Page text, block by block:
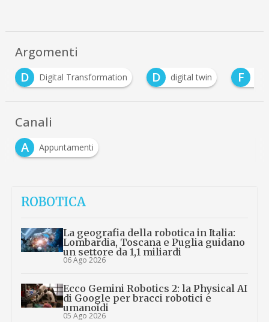
Argomenti
D
digital twin F factory 4.0 smart
Canali
A
Appuntamenti
ROBOTICA
La geografia della robotica in Italia:
Lombardia, Toscana e Puglia guidano
un settore da 1,1 miliardi
06 Ago 2026
Ecco Gemini Robotics 2: la Physical AI
di Google per bracci robotici e
umanoidi
05 Ago 2026